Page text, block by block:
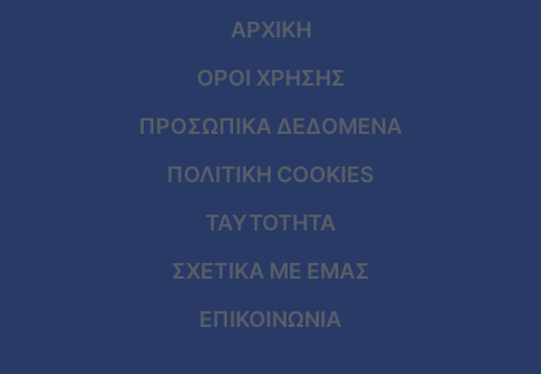
ΑΡΧΙΚΗ
ΟΡΟΙ ΧΡΗΣΗΣ
ΠΡΟΣΩΠΙΚΑ ΔΕΔΟΜΕΝΑ
ΠΟΛΙΤΙΚΗ COOKIES
ΤΑΥΤΟΤΗΤΑ
ΣΧΕΤΙΚΑ ΜΕ ΕΜΑΣ
ΕΠΙΚΟΙΝΩΝΙΑ